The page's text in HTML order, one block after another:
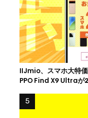
IIJmio、スマホ大特
PPO Find X9 Ultra